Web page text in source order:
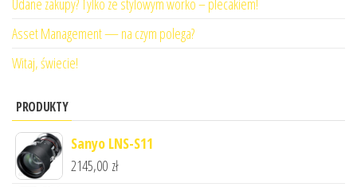
Udane zakupy? Tylko ze stylowym worko – plecakiem!
Asset Management — na czym polega?
Witaj, świecie!
PRODUKTY
Sanyo LNS-S11
2145,00 zł